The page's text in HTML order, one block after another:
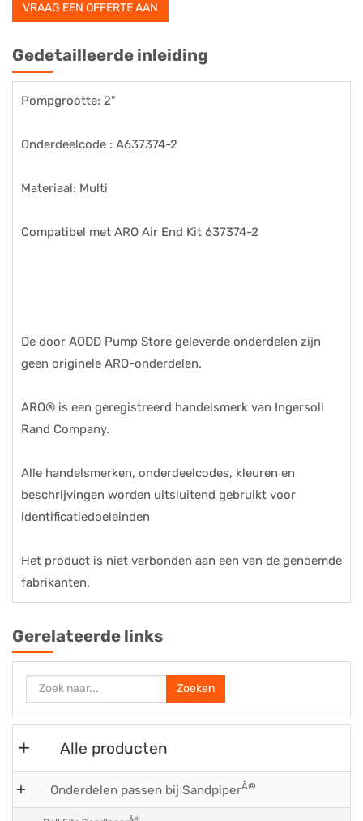
VRAAG EEN OFFERTE AAN
Gedetailleerde inleiding
Pompgrootte: 2"
Onderdeelcode : A637374-2
Materiaal: Multi
Compatibel met ARO Air End Kit 637374-2
De door AODD Pump Store geleverde onderdelen zijn
geen originele ARO-onderdelen.
ARO® is een geregistreerd handelsmerk van Ingersoll
Rand Company.
Alle handelsmerken, onderdeelcodes, kleuren en
beschrijvingen worden uitsluitend gebruikt voor
identificatiedoeleinden
Het product is niet verbonden aan een van de genoemde
fabrikanten.
Gerelateerde links
Zoeken
Alle producten
Onderdelen passen bij SandpiperÂ®
Â®